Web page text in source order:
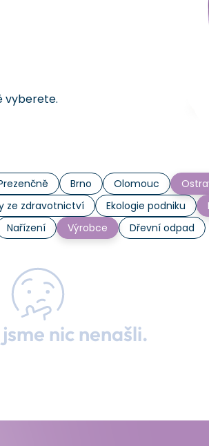
vyberete.
Brno Olomouc
ze zdravotnictví Ekologie podniku
Nařízení Výrobce Dřevní odpad
nic nenašli.